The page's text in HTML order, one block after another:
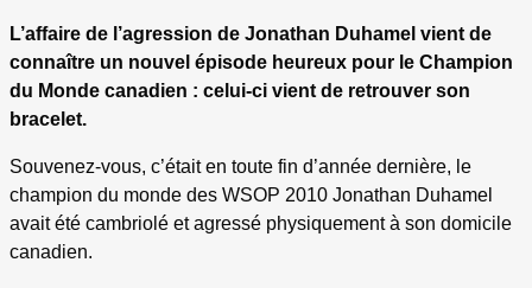
L’affaire de l’agression de Jonathan Duhamel vient de
connaître un nouvel épisode heureux pour le Champion
du Monde canadien : celui-ci vient de retrouver son
bracelet.
Souvenez-vous, c’était en toute fin d’année dernière, le
champion du monde des WSOP 2010 Jonathan Duhamel
avait été cambriolé et agressé physiquement à son domicile
canadien.